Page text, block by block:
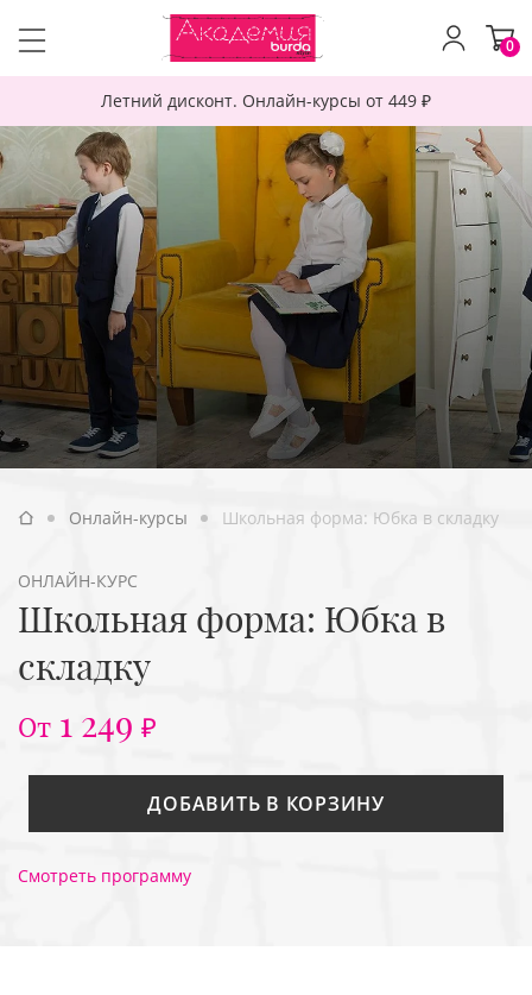
Летний дисконт. Онлайн-курсы от 449 ₽
0
Онлайн-курсы Школьная форма: Юбка в складку
ОНЛАЙН-КУРС
Школьная форма: Юбка в
складку
От 1 249 ₽
ДОБАВИТЬ В КОРЗИНУ
Смотреть программу